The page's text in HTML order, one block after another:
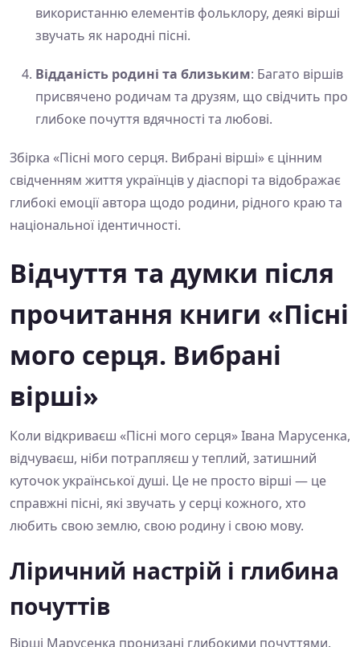
використанню елементів фольклору, деякі вірші
звучать як народні пісні.
Відданість родині та близьким: Багато віршів
присвячено родичам та друзям, що свідчить про
глибоке почуття вдячності та любові.
Збірка «Пісні мого серця. Вибрані вірші» є цінним
свідченням життя українців у діаспорі та відображає
глибокі емоції автора щодо родини, рідного краю та
національної ідентичності.
Відчуття та думки після
прочитання книги «Пісні
мого серця. Вибрані
вірші»
Коли відкриваєш «Пісні мого серця» Івана Марусенка,
відчуваєш, ніби потрапляєш у теплий, затишний
куточок української душі. Це не просто вірші — це
справжні пісні, які звучать у серці кожного, хто
любить свою землю, свою родину і свою мову.
Ліричний настрій і глибина
почуттів
Вірші Марусенка пронизані глибокими почуттями.